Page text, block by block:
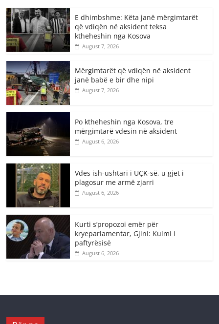
E dhimbshme: Këta janë mërgimtarët
që vdiqën në aksident teksa
ktheheshin nga Kosova
August 7, 2026
Mërgimtarët që vdiqën në aksident
janë babë e bir dhe nipi
August 7, 2026
Po ktheheshin nga Kosova, tre
mërgimtarë vdesin në aksident
August 6, 2026
Vdes ish-ushtari i UÇK-së, u gjet i
plagosur me armë zjarri
August 6, 2026
Kurti s’propozoi emër për
kryeparlamentar, Gjini: Kulmi i
paftyrësisë
August 6, 2026